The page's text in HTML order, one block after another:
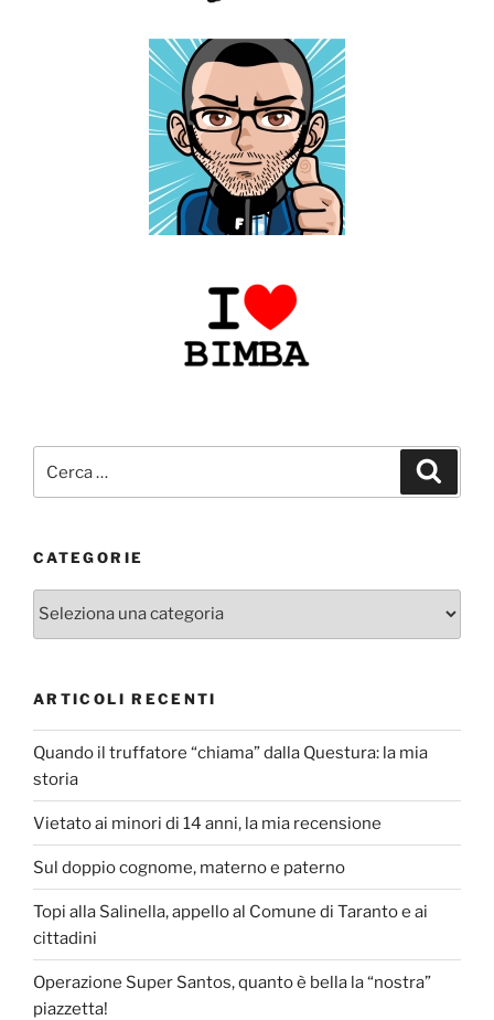
CATEGORIE
Categorie
ARTICOLI RECENTI
Quando il truffatore “chiama” dalla Questura: la mia
storia
Vietato ai minori di 14 anni, la mia recensione
Sul doppio cognome, materno e paterno
Topi alla Salinella, appello al Comune di Taranto e ai
cittadini
Operazione Super Santos, quanto è bella la “nostra”
piazzetta!